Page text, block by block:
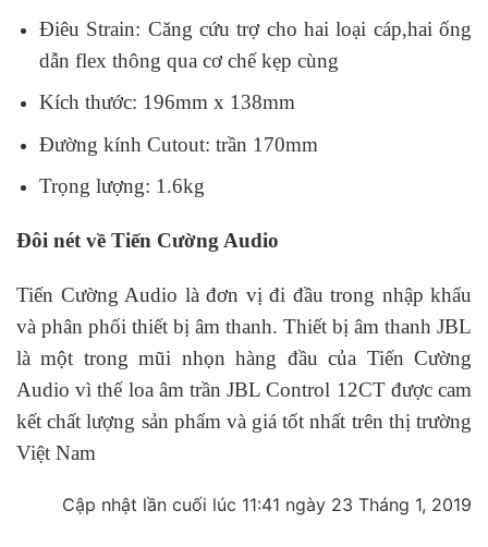
Điêu Strain: Căng cứu trợ cho hai loại cáp,hai ống
dẫn flex thông qua cơ chế kẹp cùng
Kích thước: 196mm x 138mm
Đường kính Cutout: trần 170mm
Trọng lượng: 1.6kg
Đôi nét về Tiến Cường Audio
Tiến Cường Audio là đơn vị đi đầu trong nhập khẩu
và phân phối thiết bị âm thanh. Thiết bị âm thanh JBL
là một trong mũi nhọn hàng đầu của Tiến Cường
Audio vì thế loa âm trần JBL Control 12CT được cam
kết chất lượng sản phẩm và giá tốt nhất trên thị trường
Việt Nam
Cập nhật lần cuối lúc 11:41 ngày 23 Tháng 1, 2019